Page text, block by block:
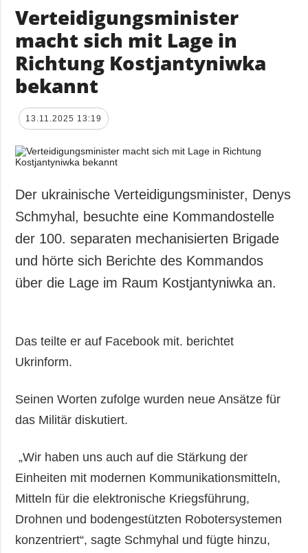
Verteidigungsminister
macht sich mit Lage in
Richtung Kostjantyniwka
bekannt
13.11.2025 13:19
Der ukrainische Verteidigungsminister, Denys
Schmyhal, besuchte eine Kommandostelle
der 100. separaten mechanisierten Brigade
und hörte sich Berichte des Kommandos
über die Lage im Raum Kostjantyniwka an.
Das teilte er auf Facebook mit. berichtet
Ukrinform.
Seinen Worten zufolge wurden neue Ansätze für
das Militär diskutiert.
„Wir haben uns auch auf die Stärkung der
Einheiten mit modernen Kommunikationsmitteln,
Mitteln für die elektronische Kriegsführung,
Drohnen und bodengestützten Robotersystemen
konzentriert“, sagte Schmyhal und fügte hinzu,